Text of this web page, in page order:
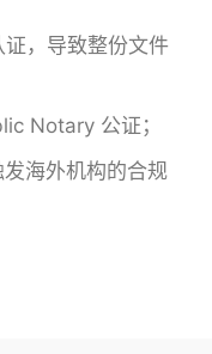
，导致整份文件
Notary 公证；
海外机构的合规